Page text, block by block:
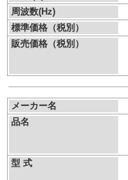
周波数(Hz)
標準価格（税別）
販売価格（税別）
メーカー名
品名
型 式